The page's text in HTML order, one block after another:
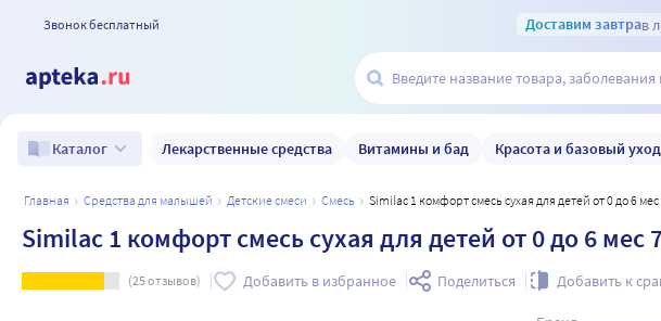
Звонок бесплатный Доставим завтрав
Каталог Лекарственные средства Витамины и бад Красота и базовый уход
главная средства для малышей детские смеси смесь Similac 1 комфорт смесь сухая для детей от 0 до 6
Similac 1 комфорт смесь сухая для детей от 0 до 6 мес
(25отзывов) Добавить в избранное Поделиться Добавить к